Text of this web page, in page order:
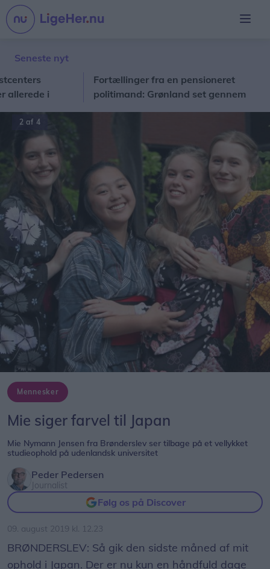
Seneste nyt
i
Fortællinger fra en pensioneret
politimand: Grønland set gennem
2 af 4
Forrige
Mennesker
Mie siger farvel til Japan
Mie Nymann Jensen fra Brønderslev ser tilbage på et vellykket
studieophold på udenlandsk universitet
Peder Pedersen
Journalist
Følg os på Discover
09. august 2019 kl. 12.23
BRØNDERSLEV: Så gik den sidste måned af mit
ophold i Japan. Der er nu kun en håndfuld dage